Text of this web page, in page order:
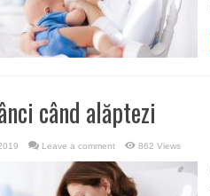
când alăptezi
Leave a comment 862 Views